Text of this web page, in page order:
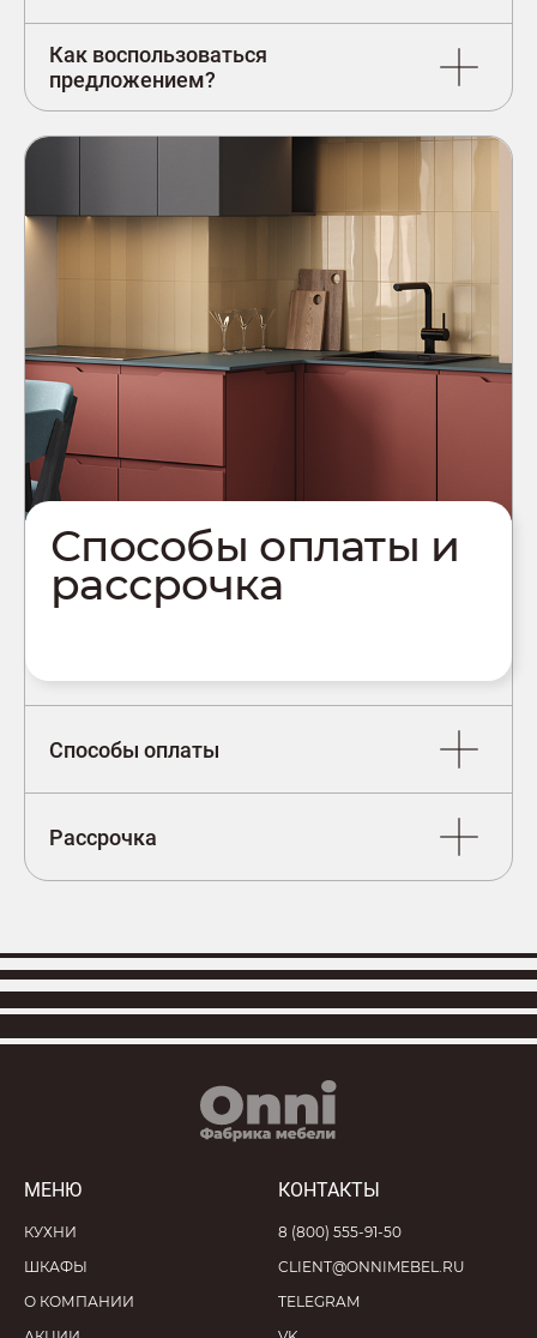
Как воспользоваться
предложением?
Способы оплаты и
рассрочка
Способы оплаты
Рассрочка
МЕНЮ
КУХНИ
ШКАФЫ
О КОМПАНИИ
КОНТАКТЫ
8 (800) 555-91-50
CLIENT@ONNIMEBEL.RU
TELEGRAM